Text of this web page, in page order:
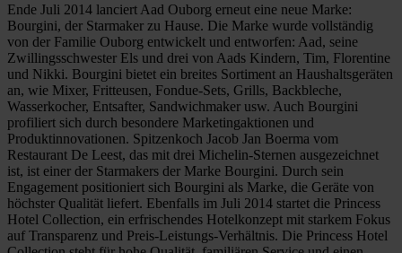
Ende Juli 2014 lanciert Aad Ouborg erneut eine neue Marke:
Bourgini, der Starmaker zu Hause. Die Marke wurde vollständig
von der Familie Ouborg entwickelt und entworfen: Aad, seine
Zwillingsschwester Els und drei von Aads Kindern, Tim, Florentine
und Nikki. Bourgini bietet ein breites Sortiment an Haushaltsgeräten
an, wie Mixer, Fritteusen, Fondue-Sets, Grills, Backbleche,
Wasserkocher, Entsafter, Sandwichmaker usw. Auch Bourgini
profiliert sich durch besondere Marketingaktionen und
Produktinnovationen. Spitzenkoch Jacob Jan Boerma vom
Restaurant De Leest, das mit drei Michelin-Sternen ausgezeichnet
ist, ist einer der Starmakers der Marke Bourgini. Durch sein
Engagement positioniert sich Bourgini als Marke, die Geräte von
höchster Qualität liefert. Ebenfalls im Juli 2014 startet die Princess
Hotel Collection, ein erfrischendes Hotelkonzept mit starkem Fokus
auf Transparenz und Preis-Leistungs-Verhältnis. Die Princess Hotel